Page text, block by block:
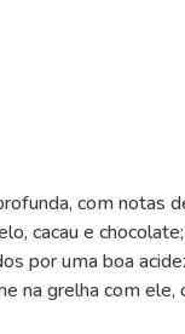
com notas
cacau e
por uma boa
na grelha com ele,